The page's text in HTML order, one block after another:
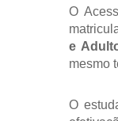
O
e
mesmo
O